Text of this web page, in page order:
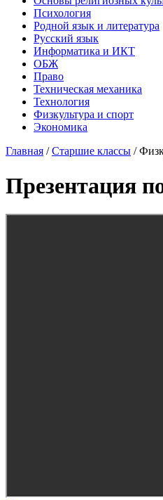
Психология
Родной язык и литература
Русский язык
Информатика и ИКТ
ОБЖ
Право
Техническая механика
Технология
Физкультура и спорт
Экономика
Главная /Старшие классы /
Презентация